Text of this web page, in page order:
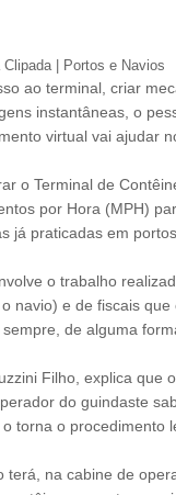
Clipada | Portos e Navios
ao terminal, criar
instantâneas, o
virtual vai ajudar
o Terminal de
por Hora (MPH)
já praticadas em
o trabalho
navio) e de fiscais
de alguma
Filho, explica que
do guindaste
torna o procedimento
na cabine de